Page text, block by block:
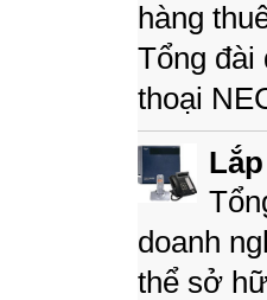
hàng
Tổng đài
thoại
doanh
thể sở